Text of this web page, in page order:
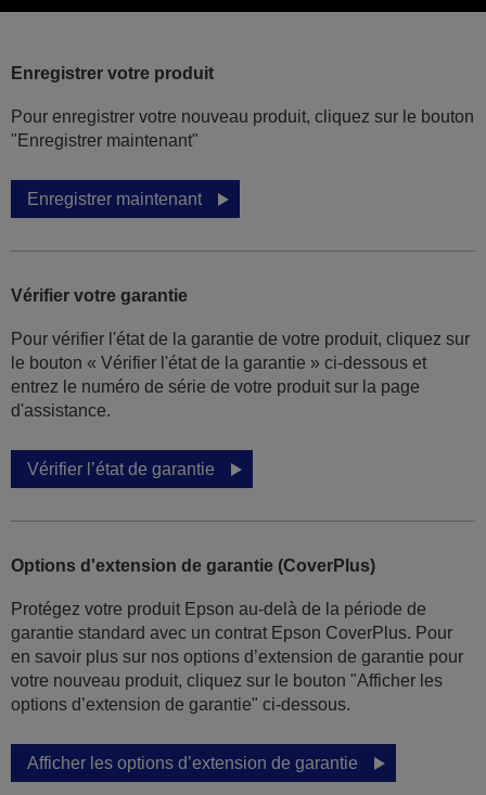
Enregistrer votre produit
Pour enregistrer votre nouveau produit, cliquez sur le bouton
"Enregistrer maintenant"
Enregistrer maintenant
Vérifier votre garantie
Pour vérifier l'état de la garantie de votre produit, cliquez sur
le bouton « Vérifier l'état de la garantie » ci-dessous et
entrez le numéro de série de votre produit sur la page
d'assistance.
Vérifier l’état de garantie
Options d'extension de garantie (CoverPlus)
Protégez votre produit Epson au-delà de la période de
garantie standard avec un contrat Epson CoverPlus. Pour
en savoir plus sur nos options d’extension de garantie pour
votre nouveau produit, cliquez sur le bouton "Afficher les
options d’extension de garantie" ci-dessous.
Afficher les options d’extension de garantie